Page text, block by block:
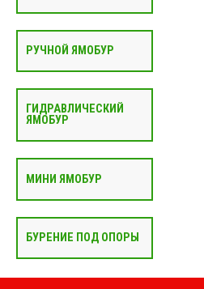
РУЧНОЙ ЯМОБУР
ГИДРАВЛИЧЕСКИЙ
ЯМОБУР
МИНИ ЯМОБУР
БУРЕНИЕ ПОД ОПОРЫ